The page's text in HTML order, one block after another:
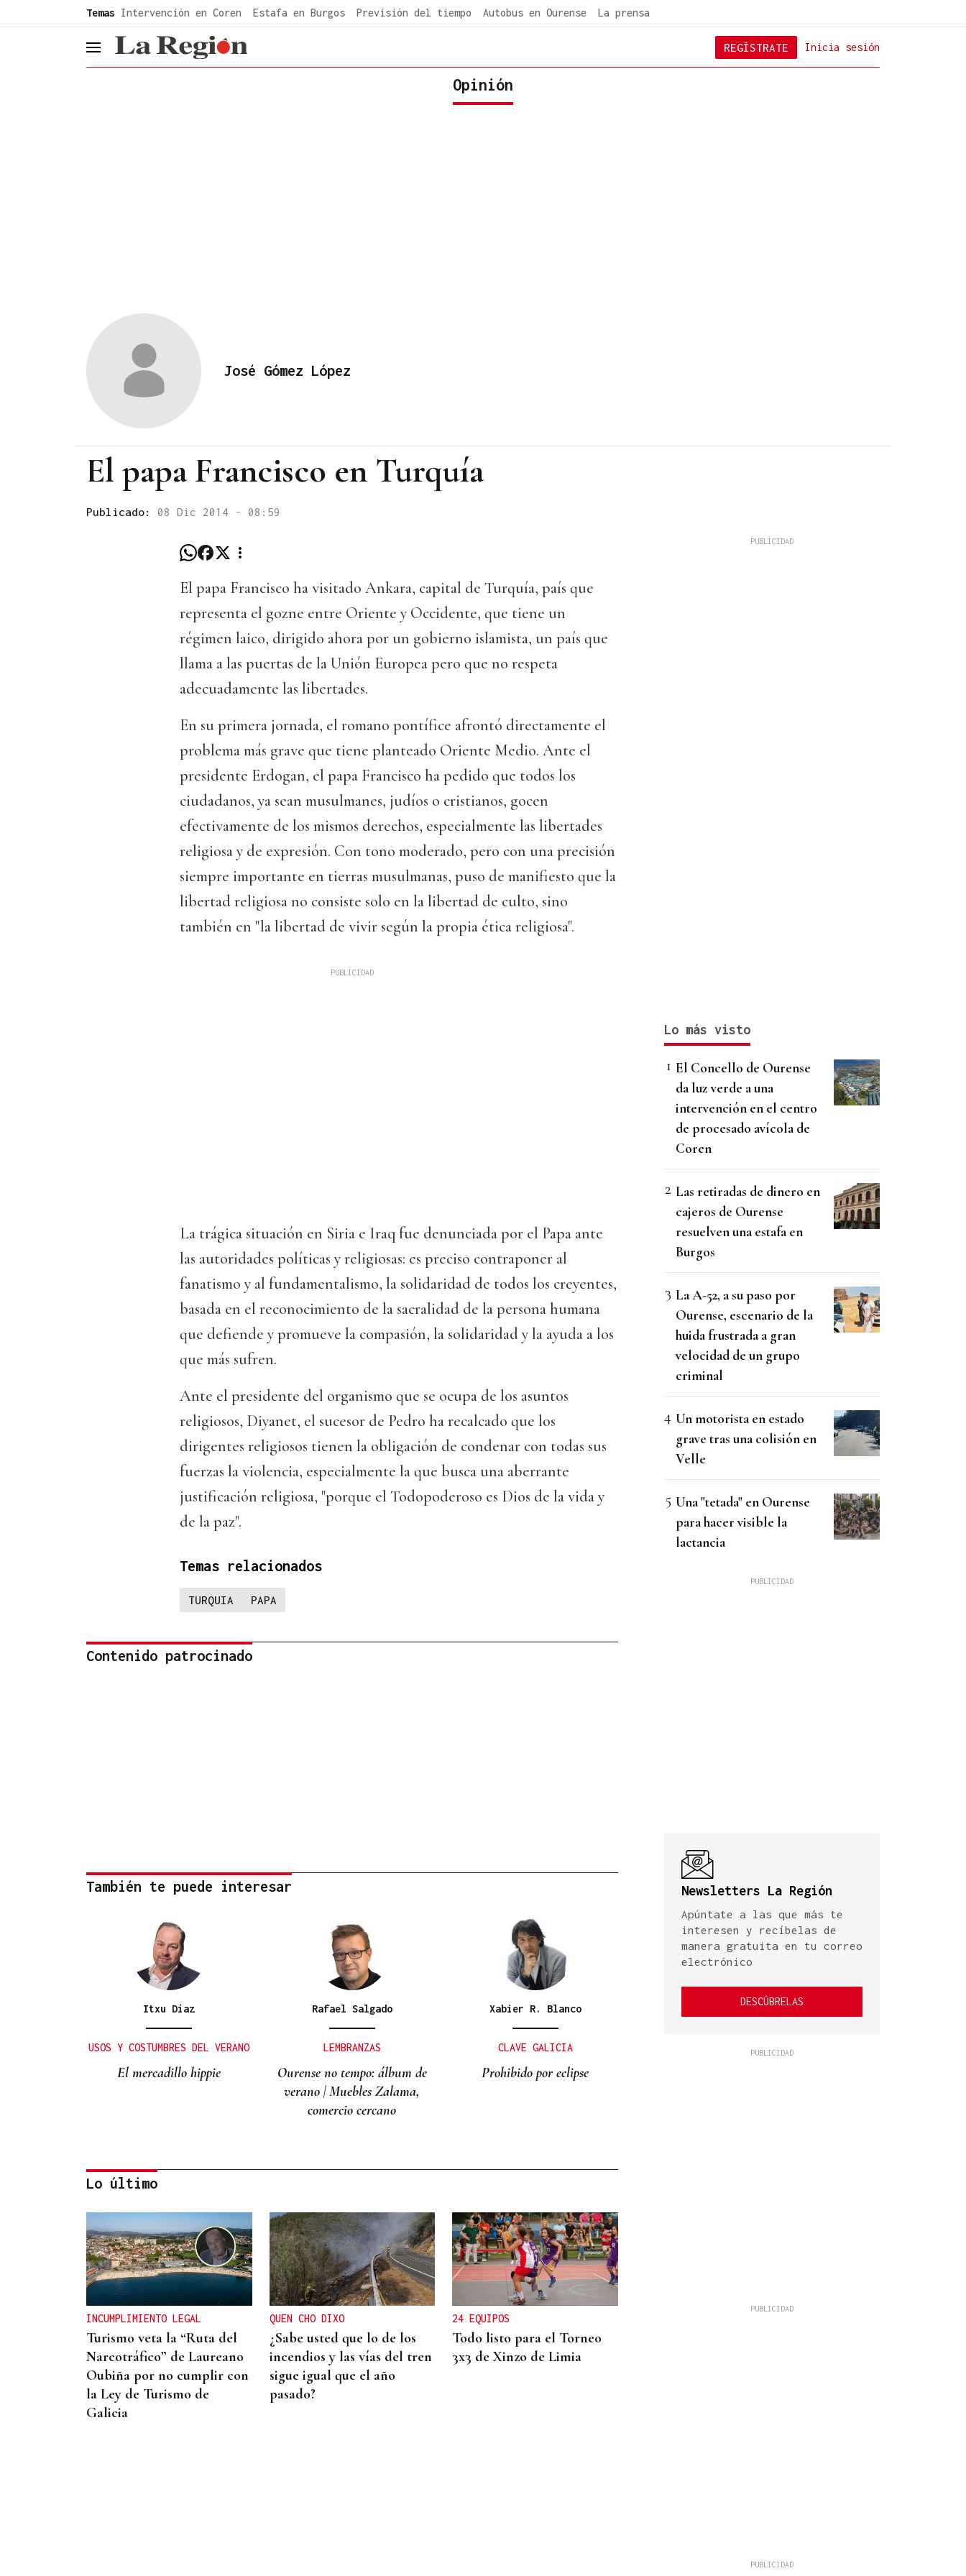
Temas Intervención en Coren Estafa en Burgos Previsión del tiempo Autobus en Ourense La prensa
header.menu.open Inicia sesión
REGÍSTRATE
Opinión
José Gómez López
El papa Francisco en Turquía
Publicado: 08 Dic 2014 - 08:59
El papa Francisco ha visitado Ankara, capital de Turquía, país que
representa el gozne entre Oriente y Occidente, que tiene un
régimen laico, dirigido ahora por un gobierno islamista, un país que
llama a las puertas de la Unión Europea pero que no respeta
adecuadamente las libertades.
En su primera jornada, el romano pontífice afrontó directamente el
problema más grave que tiene planteado Oriente Medio. Ante el
presidente Erdogan, el papa Francisco ha pedido que todos los
ciudadanos, ya sean musulmanes, judíos o cristianos, gocen
efectivamente de los mismos derechos, especialmente las libertades
religiosa y de expresión. Con tono moderado, pero con una precisión
siempre importante en tierras musulmanas, puso de manifiesto que la
libertad religiosa no consiste solo en la libertad de culto, sino
también en "la libertad de vivir según la propia ética religiosa".
La trágica situación en Siria e Iraq fue denunciada por el Papa ante
las autoridades políticas y religiosas: es preciso contraponer al
fanatismo y al fundamentalismo, la solidaridad de todos los creyentes,
basada en el reconocimiento de la sacralidad de la persona humana
que defiende y promueve la compasión, la solidaridad y la ayuda a los
que más sufren.
Ante el presidente del organismo que se ocupa de los asuntos
religiosos, Diyanet, el sucesor de Pedro ha recalcado que los
dirigentes religiosos tienen la obligación de condenar con todas sus
fuerzas la violencia, especialmente la que busca una aberrante
justificación religiosa, "porque el Todopoderoso es Dios de la vida y
de la paz".
Temas relacionados
TURQUIA PAPA
Contenido patrocinado
También te puede interesar
Itxu Díaz
USOS Y COSTUMBRES DEL VERANO
El mercadillo hippie
Rafael Salgado
LEMBRANZAS
Ourense no tempo: álbum de
verano | Muebles Zalama,
comercio cercano
Xabier R. Blanco
CLAVE GALICIA
Prohibido por eclipse
Lalo Pavón
O AFIADOR
Un día haberá autobuses
Lo último
INCUMPLIMIENTO LEGAL
Turismo veta la “Ruta del
Narcotráfico” de Laureano
Oubiña por no cumplir con
la Ley de Turismo de
Galicia
QUEN CHO DIXO
¿Sabe usted que lo de los
incendios y las vías del tren
sigue igual que el año
pasado?
24 EQUIPOS
Todo listo para el Torneo
3x3 de Xinzo de Limia
Lo más visto
El Concello de Ourense
da luz verde a una
intervención en el centro
de procesado avícola de
Coren
Las retiradas de dinero en
cajeros de Ourense
resuelven una estafa en
Burgos
La A-52, a su paso por
Ourense, escenario de la
huida frustrada a gran
velocidad de un grupo
criminal
Un motorista en estado
grave tras una colisión en
Velle
Una "tetada" en Ourense
para hacer visible la
lactancia
Newsletters La Región
Apúntate a las que más te
interesen y recíbelas de
manera gratuita en tu correo
electrónico
DESCÚBRELAS